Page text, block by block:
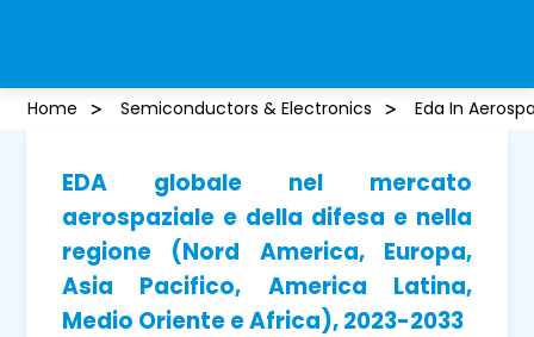
Home Semiconductors & Electronics Eda In
EDA globale nel mercato
aerospaziale e della difesa e nella
regione (Nord America, Europa,
Asia Pacifico, America Latina,
Medio Oriente e Africa), 2023-2033